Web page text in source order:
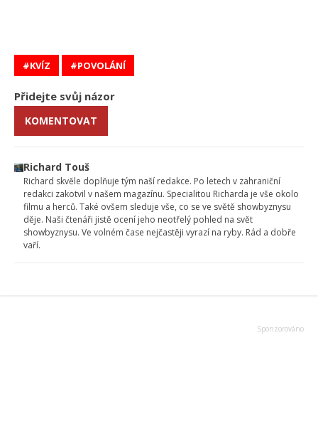
KVÍZ POVOLÁNÍ
Přidejte svůj názor
KOMENTOVAT
Richard Touš
Richard skvěle doplňuje tým naší redakce. Po letech v zahraniční
redakci zakotvil v našem magazínu. Specialitou Richarda je vše okolo
filmu a herců. Také ovšem sleduje vše, co se ve světě showbyznysu
děje. Naši čtenáři jistě ocení jeho neotřelý pohled na svět
showbyznysu. Ve volném čase nejčastěji vyrazí na ryby. Rád a dobře
vaří.